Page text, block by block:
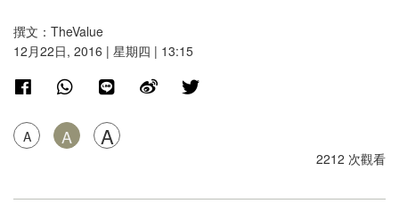
撰文：TheValue
12月22日, 2016 | 星期四 | 13:15
A A A
2212 次觀看